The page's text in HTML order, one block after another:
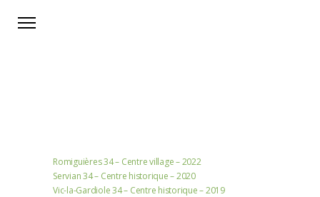
Romiguières 34 – Centre village – 2022
Servian 34 – Centre historique – 2020
Vic-la-Gardiole 34 – Centre historique – 2019